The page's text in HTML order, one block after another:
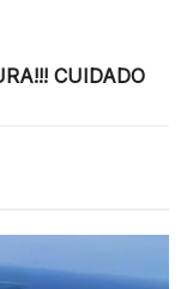
CUIDADO